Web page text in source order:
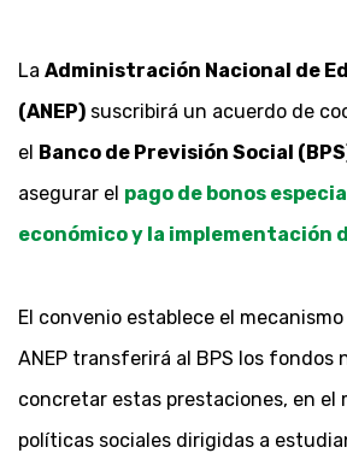
La Administración Nacional de
(ANEP) suscribirá un acuerdo de
el Banco de Previsión Social
asegurar el pago de bonos
económico y la implementación
El convenio establece el
ANEP transferirá al BPS los fondos
concretar estas prestaciones, en el
políticas sociales dirigidas a